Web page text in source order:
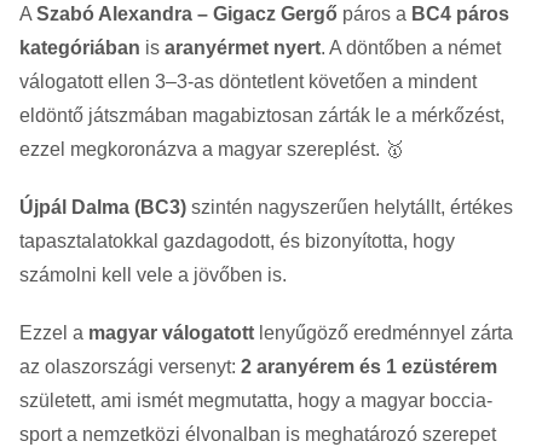
A Szabó Alexandra – Gigacz Gergő páros a BC4 páros
kategóriában is aranyérmet nyert. A döntőben a német
válogatott ellen 3–3-as döntetlent követően a mindent
eldöntő játszmában magabiztosan zárták le a mérkőzést,
ezzel megkoronázva a magyar szereplést. 🥇
Újpál Dalma (BC3) szintén nagyszerűen helytállt, értékes
tapasztalatokkal gazdagodott, és bizonyította, hogy
számolni kell vele a jövőben is.
Ezzel a magyar válogatott lenyűgöző eredménnyel zárta
az olaszországi versenyt: 2 aranyérem és 1 ezüstérem
született, ami ismét megmutatta, hogy a magyar boccia-
sport a nemzetközi élvonalban is meghatározó szerepet